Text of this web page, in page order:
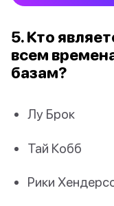
5. Кто
всем
базам?
Лу Брок
Тай Кобб
Рики